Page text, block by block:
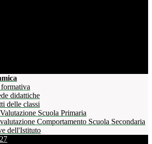
didattiche
delle classi
Scuola Primaria
Comportamento Scuola Secondaria
dell'Istituto